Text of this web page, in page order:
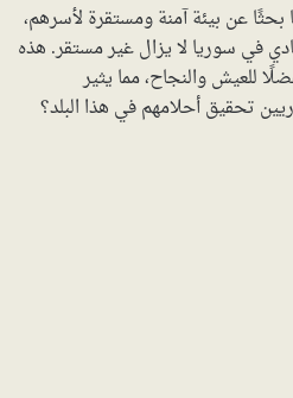
بحثًا عن بيئة آمنة ومستقرة لأسرهم،
في سوريا لا يزال غير مستقر. هذه
للعيش والنجاح، مما يثير
تحقيق أحلامهم في هذا البلد؟